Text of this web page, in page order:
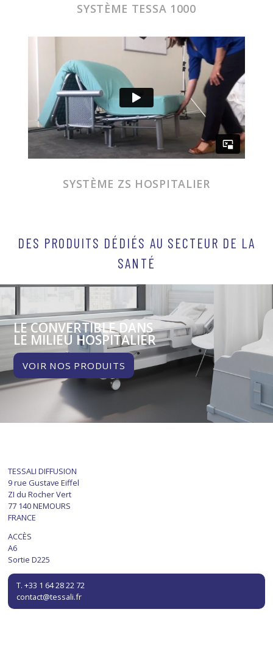
SYSTÈME TESSA 1000
SYSTÈME ZS HOSPITALIER
DES PRODUITS DÉDIÉS AU SECTEUR DE LA
SANTÉ
LE CONVERTIBLE DANS
LE MILIEU HOSPITALIER
VOIR NOS PRODUITS
TESSALI DIFFUSION
9 rue Gustave Eiffel
ZI du Rocher Vert
77 140 NEMOURS
FRANCE
ACCÈS
A6
Sortie D225
T. +33 1 64 28 22 72
contact@tessali.fr